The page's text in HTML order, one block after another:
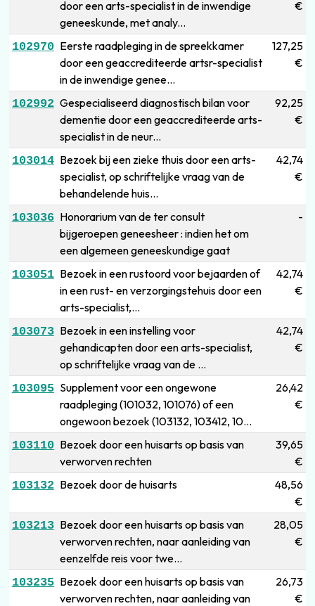
door een arts-specialist in de inwendige
geneeskunde, met analy...
€
102970 Eerste raadpleging in de spreekkamer
door een geaccrediteerde artsr-specialist
in de inwendige genee...
127,25
€
102992 Gespecialiseerd diagnostisch bilan voor
dementie door een geaccrediteerde arts-
specialist in de neur...
92,25
€
103014 Bezoek bij een zieke thuis door een arts-
specialist, op schriftelijke vraag van de
behandelende huis...
42,74
€
103036 Honorarium van de ter consult
bijgeroepen geneesheer : indien het om
een algemeen geneeskundige gaat
-
103051 Bezoek in een rustoord voor bejaarden of
in een rust- en verzorgingstehuis door een
arts-specialist,...
42,74
€
103073 Bezoek in een instelling voor
gehandicapten door een arts-specialist,
op schriftelijke vraag van de ...
42,74
€
103095 Supplement voor een ongewone
raadpleging (101032, 101076) of een
ongewoon bezoek (103132, 103412, 10...
26,42
€
103110 Bezoek door een huisarts op basis van
verworven rechten
39,65
€
103132 Bezoek door de huisarts
48,56
€
103213 Bezoek door een huisarts op basis van
verworven rechten, naar aanleiding van
eenzelfde reis voor twe...
28,05
€
103235 Bezoek door een huisarts op basis van
verworven rechten, naar aanleiding van
26,73
€